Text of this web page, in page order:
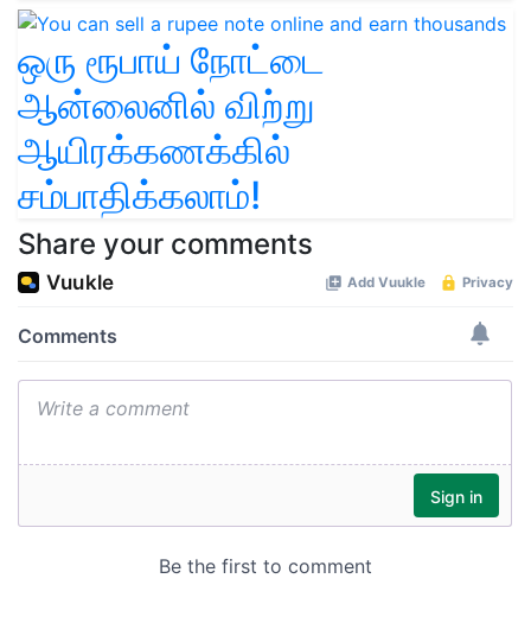
ஒரு ரூபாய் நோட்டை
ஆன்லைனில் விற்று
ஆயிரக்கணக்கில்
சம்பாதிக்கலாம்!
Share your comments